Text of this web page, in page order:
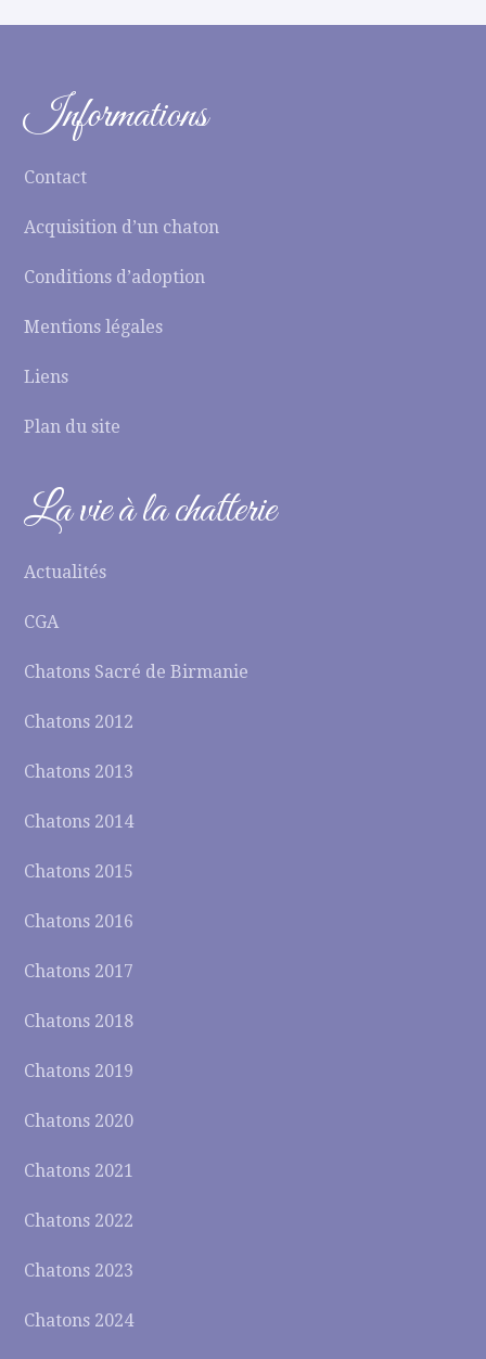
Informations
Contact
Acquisition d’un chaton
Conditions d’adoption
Mentions légales
Liens
Plan du site
La vie à la chatterie
Actualités
CGA
Chatons Sacré de Birmanie
Chatons 2012
Chatons 2013
Chatons 2014
Chatons 2015
Chatons 2016
Chatons 2017
Chatons 2018
Chatons 2019
Chatons 2020
Chatons 2021
Chatons 2022
Chatons 2023
Chatons 2024